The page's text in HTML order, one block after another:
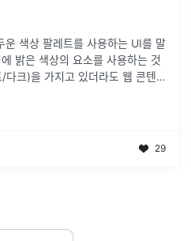
운 색상 팔레트를 사용하는 UI를 말
밝은 색상의 요소를 사용하는 것
29